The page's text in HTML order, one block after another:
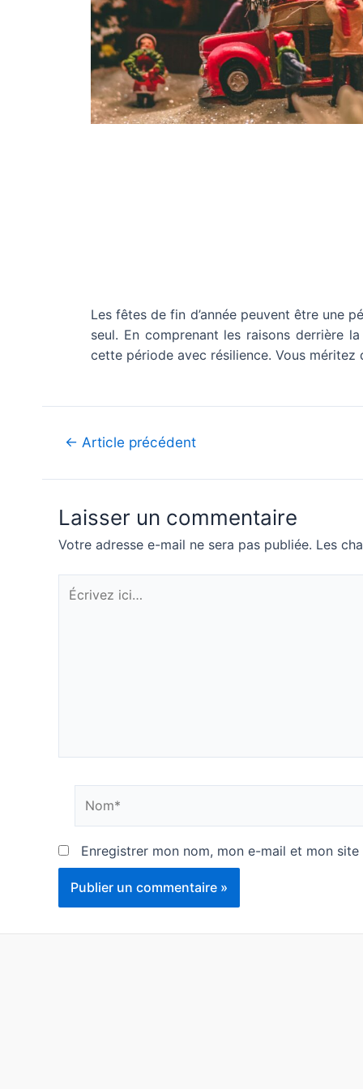
Les fêtes de fin d’année peuvent être une
seul. En comprenant les raisons derrière
cette période avec résilience. Vous méritez
← Article précédent
Laisser un commentaire
Votre adresse e-mail ne sera pas publiée. Les
Écrivez
ici…
Enregistrer mon nom, mon e-mail et mon